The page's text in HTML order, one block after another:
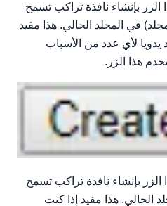
الزر بإنشاء نافذة تراكب تسمح
في المجلد الحالي. هذا مفيد
يدويا لأي عدد من الأسباب
هذا الزر.
بإنشاء نافذة تراكب تسمح
الحالي. هذا مفيد إذا كنت